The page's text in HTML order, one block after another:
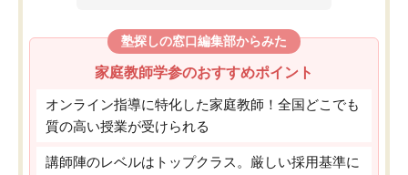
塾探しの窓口編集部からみた
家庭教師学参のおすすめポイント
オンライン指導に特化した家庭教師！全国どこでも
質の高い授業が受けられる
講師陣のレベルはトップクラス。厳しい採用基準に